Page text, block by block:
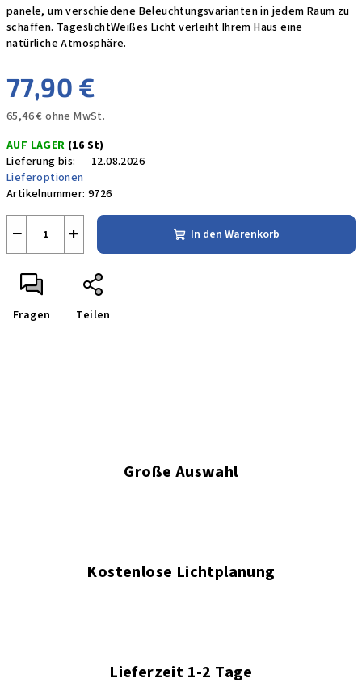
panele, um verschiedene Beleuchtungsvarianten in jedem Raum zu
schaffen. TageslichtWeißes Licht verleiht Ihrem Haus eine
natürliche Atmosphäre.
77,90 €
65,46 € ohne MwSt.
AUF LAGER (16 St)
Lieferung bis:
12.08.2026
Lieferoptionen
Artikelnummer: 9726
+
− In den Warenkorb
Fragen Teilen
Große Auswahl
Kostenlose Lichtplanung
Lieferzeit 1-2 Tage